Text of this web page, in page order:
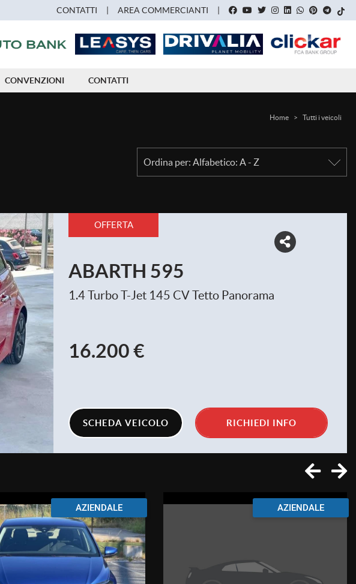
CONTATTI AREA COMMERCIANTI
CONVENZIONI CONTATTI
Home > Tutti i veicoli
OFFERTA
ABARTH 595
1.4 Turbo T-Jet 145 CV Tetto Panorama
16.200 €
SCHEDA VEICOLO RICHIEDI INFO
AZIENDALE AZIENDALE